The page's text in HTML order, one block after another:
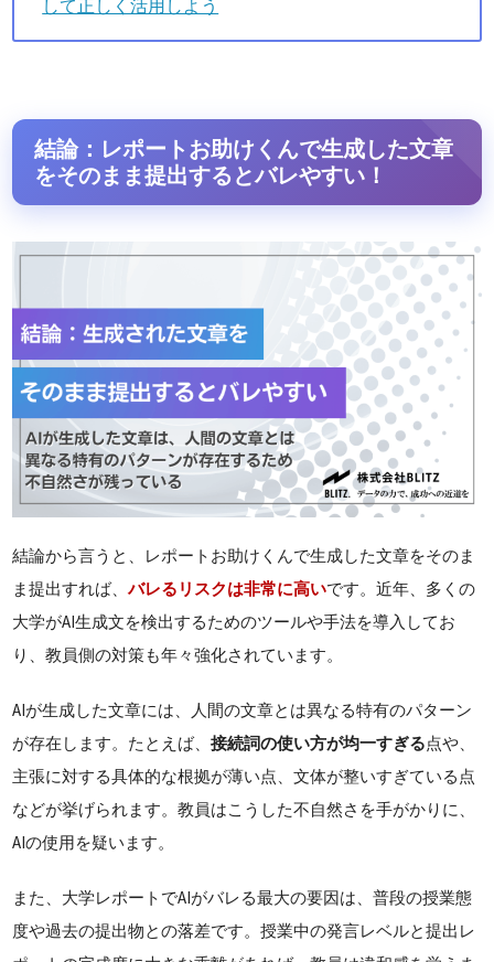
して正しく活用しよう
結論：レポートお助けくんで生成した文章
をそのまま提出するとバレやすい！
結論から言うと、レポートお助けくんで生成した文章をそのま
ま提出すれば、バレるリスクは非常に高いです。近年、多くの
大学がAI生成文を検出するためのツールや手法を導入してお
り、教員側の対策も年々強化されています。
AIが生成した文章には、人間の文章とは異なる特有のパターン
が存在します。たとえば、接続詞の使い方が均一すぎる点や、
主張に対する具体的な根拠が薄い点、文体が整いすぎている点
などが挙げられます。教員はこうした不自然さを手がかりに、
AIの使用を疑います。
また、大学レポートでAIがバレる最大の要因は、普段の授業態
度や過去の提出物との落差です。授業中の発言レベルと提出レ